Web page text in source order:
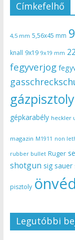
Címkefelhő
4,5 mm 5,56x45 mm
knall 9x19 9x19 mm
fegyverjog
gázpisztoly
gépkarabély heckler
magazin M1911 non
rubber bullet Ruger
shotgun sig sauer
pisztoly
Legutóbbi